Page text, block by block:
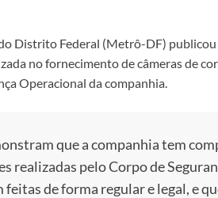
Distrito Federal (Metrô-DF) publicou
no fornecimento de câmeras de
Operacional da companhia.
que a companhia tem
realizadas pelo Corpo de
de forma regular e legal, e